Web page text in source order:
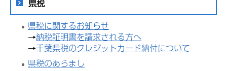
県税
県税に関するお知らせ
→納税証明書を請求される方へ
→千葉県税のクレジットカード納付について
県税のあらまし